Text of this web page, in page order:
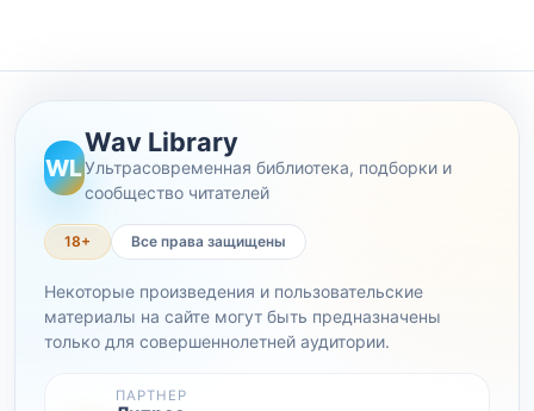
WL
Wav Library
Ультрасовременная библиотека, подборки и
сообщество читателей
18+ Все права защищены
Некоторые произведения и пользовательские
материалы на сайте могут быть предназначены
только для совершеннолетней аудитории.
ПАРТНЕР